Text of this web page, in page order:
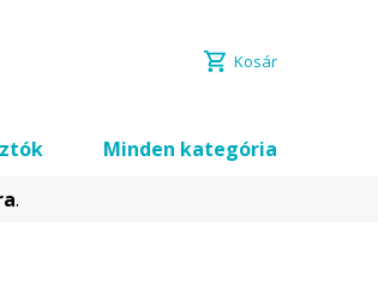
Kosár
Minden kategória
.